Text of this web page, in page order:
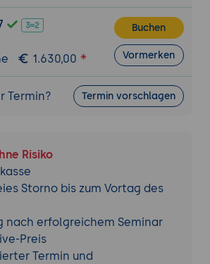
entwickeln
wählen und methodisch-
formulieren
aufbauen (Agenda mit
und Wechsel gestalten
Methoden anwenden und
Fallberatung,
Rollenspiele
1.630,00
Buchen
Vormerken
Termin? Termin vorschlagen
Risiko
Storno bis zum Vortag des
nach erfolgreichem Seminar
Preis
Termin und